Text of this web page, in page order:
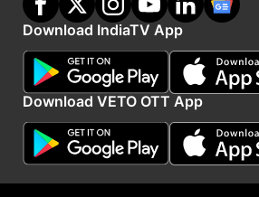
Download IndiaTV App
Download VETO OTT App